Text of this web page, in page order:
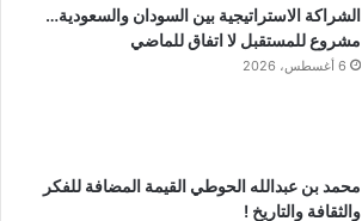
الشراكة الاستراتيجية بين السودان والسعودية…
مشروع للمستقبل لا اتفاق للماضي
6 أغسطس، 2026
محمد بن عبدالله الحوطي القيمة المضافة للفكر
والثقافة والتاريخ !